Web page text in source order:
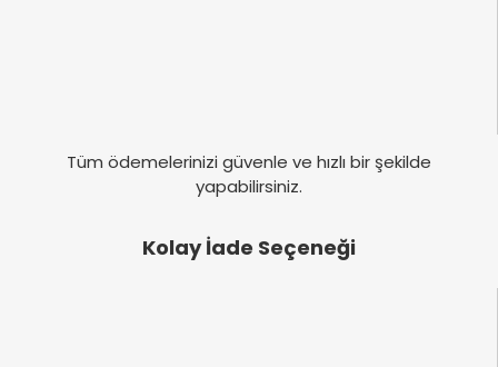
Tüm ödemelerinizi güvenle ve hızlı bir şekilde
yapabilirsiniz.
Kolay İade Seçeneği